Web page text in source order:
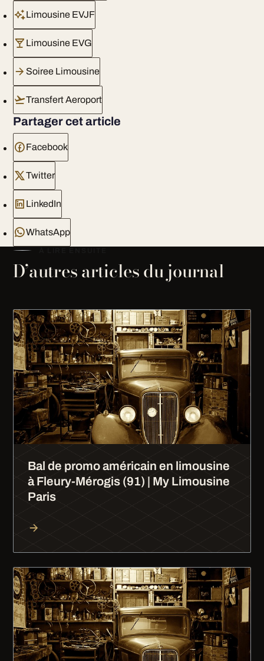
Limousine EVJF
Limousine EVG
Soiree Limousine
Transfert Aeroport
Partager cet article
Facebook
Twitter
LinkedIn
WhatsApp
D’autres articles du journal
Bal de promo américain en limousine
à Fleury-Mérogis (91) | My Limousine
Paris